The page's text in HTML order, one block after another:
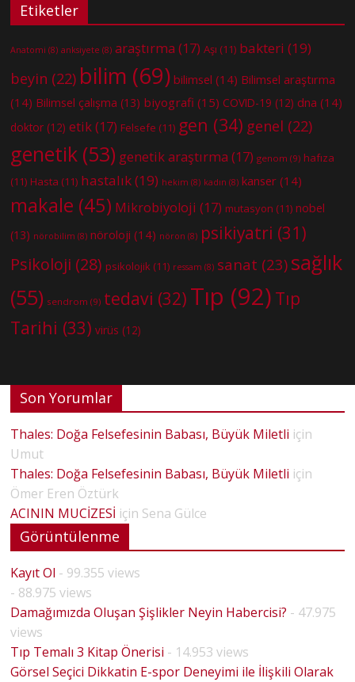
Etiketler
Anatomi (8) anksiyete (8) araştırma (17) Aşı (11) bakteri (19)
beyin (22) bilim (69) bilimsel (14) Bilimsel araştırma
(14) Bilimsel çalışma (13) biyografi (15) COVID-19 (12) dna (14)
doktor (12) etik(17) Felsefe (11) gen (34) genel (22)
genetik (53) genetik araştırma (17) genom (9) hafıza
(11) Hasta (11) hastalık(19) hekim (8) kadın (8) kanser (14)
makale (45) Mikrobiyoloji (17) mutasyon (11) nobel
(13) nörobilim (8) nöroloji (14) nöron (8) psikiyatri (31)
Psikoloji (28) psikolojik (11) ressam (8) sanat (23) sağlık
(55) sendrom (9) tedavi (32) Tıp (92) Tıp
Tarihi (33) virüs (12)
Son Yorumlar
Thales: Doğa Felsefesinin Babası, Büyük Miletli için
Umut
Thales: Doğa Felsefesinin Babası, Büyük Miletli için
Ömer Eren Öztürk
ACININ MUCİZESİ için Sena Gülce
Görüntülenme
Kayıt Ol - 99.355 views
- 88.975 views
Damağımızda Oluşan Şişlikler Neyin Habercisi? - 47.975
views
Tıp Temalı 3 Kitap Önerisi - 14.953 views
Görsel Seçici Dikkatin E-spor Deneyimi ile İlişkili Olarak